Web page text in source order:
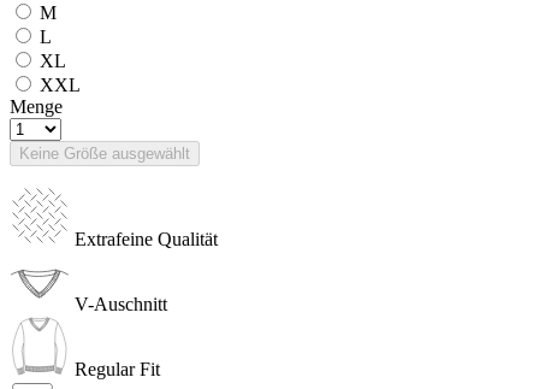
M
L
XL
XXL
Menge
Keine Größe ausgewählt
Extrafeine Qualität
V-Auschnitt
Regular Fit